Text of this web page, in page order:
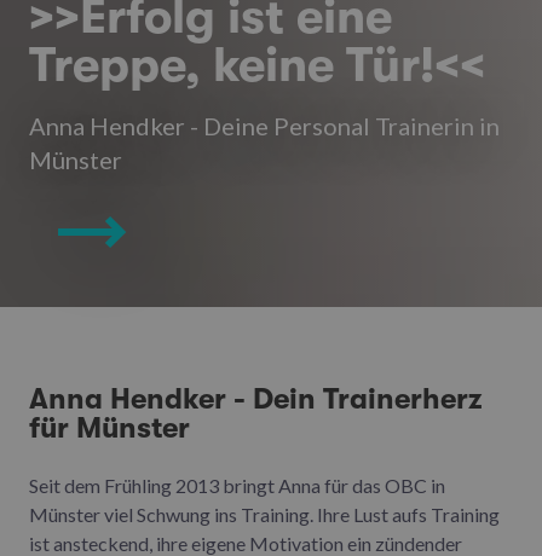
>>Erfolg ist eine
Treppe, keine Tür!<<
Anna Hendker - Deine Personal Trainerin in
Münster
Anna Hendker - Dein Trainerherz
für Münster
Seit dem Frühling 2013 bringt Anna für das OBC in
Münster viel Schwung ins Training. Ihre Lust aufs Training
ist ansteckend, ihre eigene Motivation ein zündender